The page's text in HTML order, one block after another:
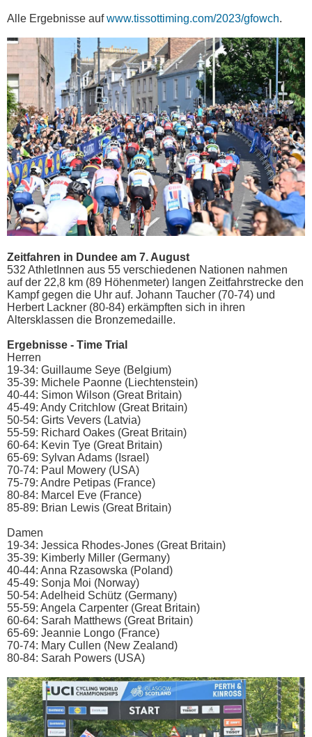
Alle Ergebnisse aufwww.tissottiming.com/2023/gfowch.
Zeitfahren in Dundee am 7. August
532 AthletInnen aus 55 verschiedenen Nationen nahmen
auf der 22,8 km (89 Höhenmeter) langen Zeitfahrstrecke den
Kampf gegen die Uhr auf. Johann Taucher (70-74) und
Herbert Lackner (80-84) erkämpften sich in ihren
Altersklassen die Bronzemedaille.
Ergebnisse - Time Trial
Herren
19-34: Guillaume Seye (Belgium)
35-39: Michele Paonne (Liechtenstein)
40-44: Simon Wilson (Great Britain)
45-49: Andy Critchlow (Great Britain)
50-54: Girts Vevers (Latvia)
55-59: Richard Oakes (Great Britain)
60-64: Kevin Tye (Great Britain)
65-69: Sylvan Adams (Israel)
70-74: Paul Mowery (USA)
75-79: Andre Petipas (France)
80-84: Marcel Eve (France)
85-89: Brian Lewis (Great Britain)
Damen
19-34: Jessica Rhodes-Jones (Great Britain)
35-39: Kimberly Miller (Germany)
40-44: Anna Rzasowska (Poland)
45-49: Sonja Moi (Norway)
50-54: Adelheid Schütz (Germany)
55-59: Angela Carpenter (Great Britain)
60-64: Sarah Matthews (Great Britain)
65-69: Jeannie Longo (France)
70-74: Mary Cullen (New Zealand)
80-84: Sarah Powers (USA)